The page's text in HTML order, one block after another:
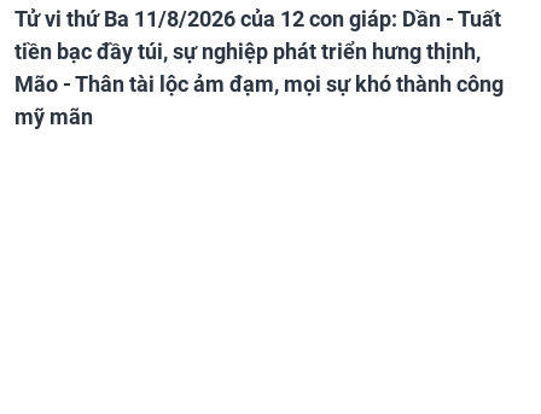
Tử vi thứ Ba 11/8/2026 của 12 con giáp: Dần - Tuất
tiền bạc đầy túi, sự nghiệp phát triển hưng thịnh,
Mão - Thân tài lộc ảm đạm, mọi sự khó thành công
mỹ mãn